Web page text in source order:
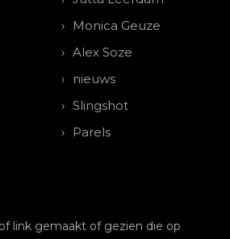
Monica Geuze
Alex Soze
nieuws
Slingshot
Parels
link gemaakt of gezien die op